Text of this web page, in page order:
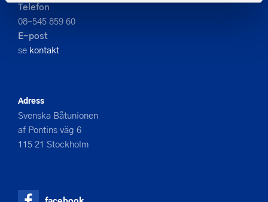
Telefon
08-545 859 60
E-post
se kontakt
Adress
Svenska Båtunionen
af Pontins väg 6
115 21 Stockholm